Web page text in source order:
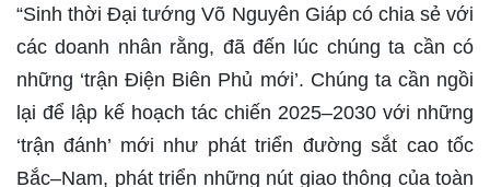
“Sinh thời Đại tướng Võ Nguyên Giáp có chia sẻ với
các doanh nhân rằng, đã đến lúc chúng ta cần có
những ‘trận Điện Biên Phủ mới’. Chúng ta cần ngồi
lại để lập kế hoạch tác chiến 2025–2030 với những
‘trận đánh’ mới như phát triển đường sắt cao tốc
Bắc–Nam, phát triển những nút giao thông của toàn